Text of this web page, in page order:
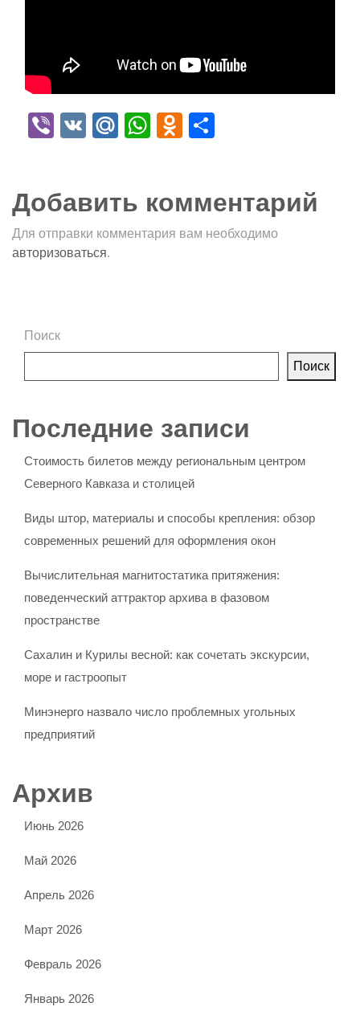
Viber
VK Mail.Ru
WhatsApp
Odnoklassniki
Добавить комментарий
Для отправки комментария вам необходимо
авторизоваться.
Поиск
Поиск
Последние записи
Стоимость билетов между региональным центром
Северного Кавказа и столицей
Виды штор, материалы и способы крепления: обзор
современных решений для оформления окон
Вычислительная магнитостатика притяжения:
поведенческий аттрактор архива в фазовом
пространстве
Сахалин и Курилы весной: как сочетать экскурсии,
море и гастроопыт
Минэнерго назвало число проблемных угольных
предприятий
Архив
Июнь 2026
Май 2026
Апрель 2026
Март 2026
Февраль 2026
Январь 2026